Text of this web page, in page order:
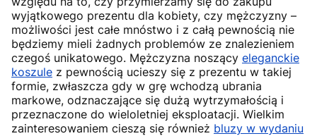
wyjątkowego prezentu dla kobiety, czy mężczyzny –
możliwości jest całe mnóstwo i z całą pewnością nie
będziemy mieli żadnych problemów ze znalezieniem
czegoś unikatowego. Mężczyzna noszący eleganckie
koszule z pewnością ucieszy się z prezentu w takiej
formie, zwłaszcza gdy w grę wchodzą ubrania
markowe, odznaczające się dużą wytrzymałością i
przeznaczone do wieloletniej eksploatacji. Wielkim
zainteresowaniem cieszą się również bluzy w wydaniu